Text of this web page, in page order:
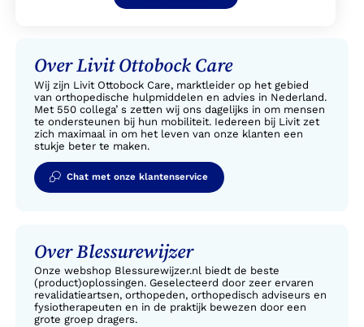
Over Livit Ottobock Care
Wij zijn Livit Ottobock Care, marktleider op het gebied
van orthopedische hulpmiddelen en advies in Nederland.
Met 550 collega’ s zetten wij ons dagelijks in om mensen
te ondersteunen bij hun mobiliteit. Iedereen bij Livit zet
zich maximaal in om het leven van onze klanten een
stukje beter te maken.
Chat met onze klantenservice
Over Blessurewijzer
Onze webshop Blessurewijzer.nl biedt de beste
(product)oplossingen. Geselecteerd door zeer ervaren
revalidatieartsen, orthopeden, orthopedisch adviseurs en
fysiotherapeuten en in de praktijk bewezen door een
grote groep dragers.